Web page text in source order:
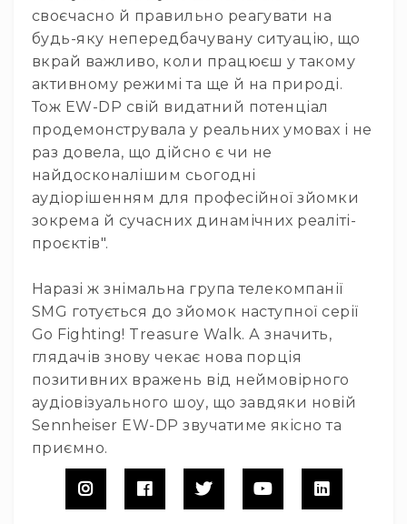
Комплекти
сценічних
стійок
Різне
Відео
Проектори
Проектори
Інтерактивні
дошки
Аксесуари
Камери
Відеокамери
Фотокамери
PTZ
камери
Відеобари
Вебкамери
та
панелі
Проекційні
своєчасно й правильно реагувати на
будь-яку непередбачувану ситуацію, що
вкрай важливо, коли працюєш у такому
активному режимі та ще й на природі.
Тож EW-DP свій видатний потенціал
продемонструвала у реальних умовах і не
раз довела, що дійсно є чи не
найдосконалішим сьогодні
аудіорішенням для професійної зйомки
зокрема й сучасних динамічних реаліті-
проєктів".
Наразі ж знімальна група телекомпанії
SMG готується до зйомок наступної серії
Go Fighting! Treasure Walk. А значить,
глядачів знову чекає нова порція
позитивних вражень від неймовірного
аудіовізуального шоу, що завдяки новій
Sennheiser EW-DP звучатиме якісно та
приємно.